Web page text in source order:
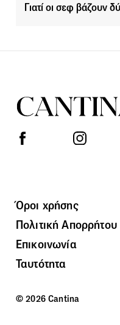
Γιατί οι σεφ βάζουν
Όροι χρήσης
Πολιτική Απορρήτου
Επικοινωνία
Ταυτότητα
© 2026 Cantina